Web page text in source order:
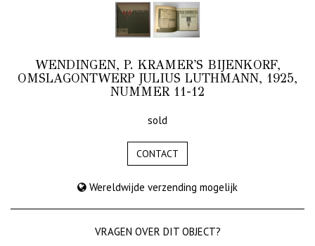
WENDINGEN, P. KRAMER'S BIJENKORF,
OMSLAGONTWERP JULIUS LUTHMANN, 1925,
NUMMER 11-12
sold
CONTACT
Wereldwijde verzending mogelijk
VRAGEN OVER DIT OBJECT?